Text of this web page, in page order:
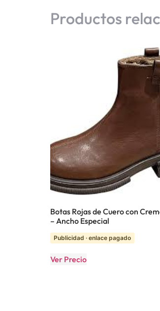
Productos
Botas Rojas de Cuero con
– Ancho Especial
Publicidad · enlace pagado
Ver Precio